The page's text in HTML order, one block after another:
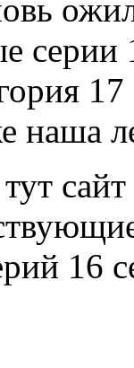
серии
наша
16